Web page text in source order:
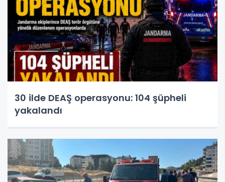
30 ilde DEAŞ operasyonu: 104 şüpheli
yakalandı